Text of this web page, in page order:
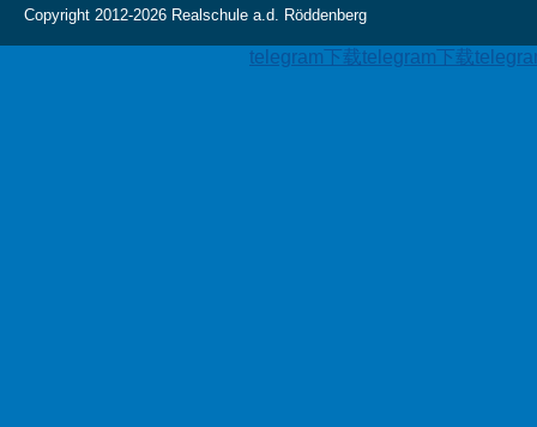
Copyright 2012-2026 Realschule a.d. Röddenberg
telegram下载telegram下载